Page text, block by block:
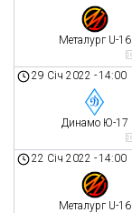
Металург U-16
29 Січ 2022 -14:00
Динамо Ю-17
22 Січ 2022 -14:00
Металург U-16